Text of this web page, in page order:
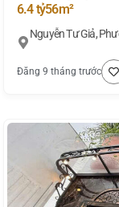
6.4 tỷ56m²
Nguyễn Tư Giả,
Đăng 9 tháng trước